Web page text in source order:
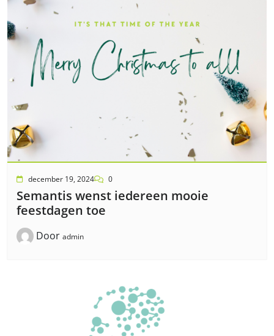
december 19, 2024 0
Semantis wenst iedereen mooie
feestdagen toe
Door admin